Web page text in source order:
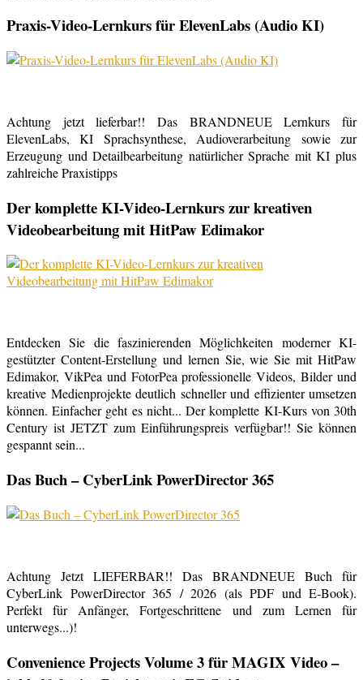
Praxis-Video-Lernkurs für ElevenLabs (Audio KI)
Achtung jetzt lieferbar!! Das BRANDNEUE Lernkurs für
ElevenLabs, KI Sprachsynthese, Audioverarbeitung sowie zur
Erzeugung und Detailbearbeitung natürlicher Sprache mit KI plus
zahlreiche Praxistipps
Der komplette KI-Video-Lernkurs zur kreativen
Videobearbeitung mit HitPaw Edimakor
Entdecken Sie die faszinierenden Möglichkeiten moderner KI-
gestützter Content-Erstellung und lernen Sie, wie Sie mit HitPaw
Edimakor, VikPea und FotorPea professionelle Videos, Bilder und
kreative Medienprojekte deutlich schneller und effizienter umsetzen
können. Einfacher geht es nicht... Der komplette KI-Kurs von 30th
Century ist JETZT zum Einführungspreis verfügbar!! Sie können
gespannt sein...
Das Buch – CyberLink PowerDirector 365
Achtung Jetzt LIEFERBAR!! Das BRANDNEUE Buch für
CyberLink PowerDirector 365 / 2026 (als PDF und E-Book).
Perfekt für Anfänger, Fortgeschrittene und zum Lernen für
unterwegs...)!
Convenience Projects Volume 3 für MAGIX Video –